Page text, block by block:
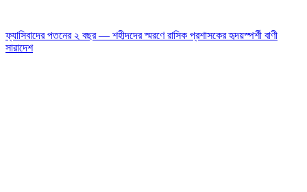
ফ্যাসিবাদের পতনের ২ বছর — শহীদদের স্মরণে রাসিক প্রশাসকের হৃদয়স্পর্শী বাণী
সারাদেশ